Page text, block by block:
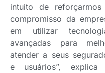
intuito de
compromisso da
em utilizar
avançadas para
atender a seus
e usuários”, explica